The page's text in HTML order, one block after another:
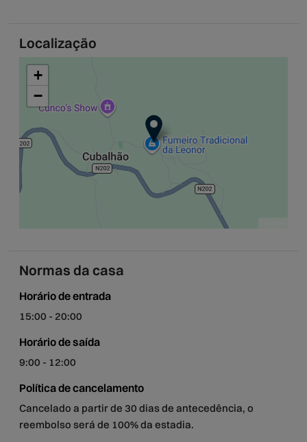
Localização
+
−
Normas da casa
Horário de entrada
15:00 - 20:00
Horário de saída
9:00 - 12:00
Política de cancelamento
Cancelado a partir de 30 dias de antecedência, o
reembolso será de 100% da estadia.